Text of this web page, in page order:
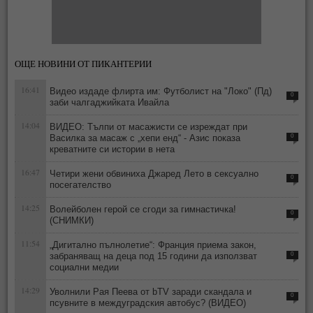
ОЩЕ НОВИНИ ОТ ПИКАНТЕРИИ
16:41
Видео издаде флирта им: Футболист на "Локо" (Пд)
заби чалгаджийката Ивайла
0
14:04
ВИДЕО: Тълпи от масажисти се изреждат при
Василка за масаж с „хепи енд“ - Азис показа
креватните си истории в нета
0
16:47
Четири жени обвиниха Джаред Лето в сексуално
посегателство
0
14:25
Волейболен герой се сгоди за гимнастичка!
(СНИМКИ)
0
11:54
„Дигитално пълнолетие“: Франция приема закон,
забраняващ на деца под 15 години да използват
социални медии
0
14:29
Уволнили Рая Пеева от bTV заради скандала и
псувните в междуградския автобус? (ВИДЕО)
0